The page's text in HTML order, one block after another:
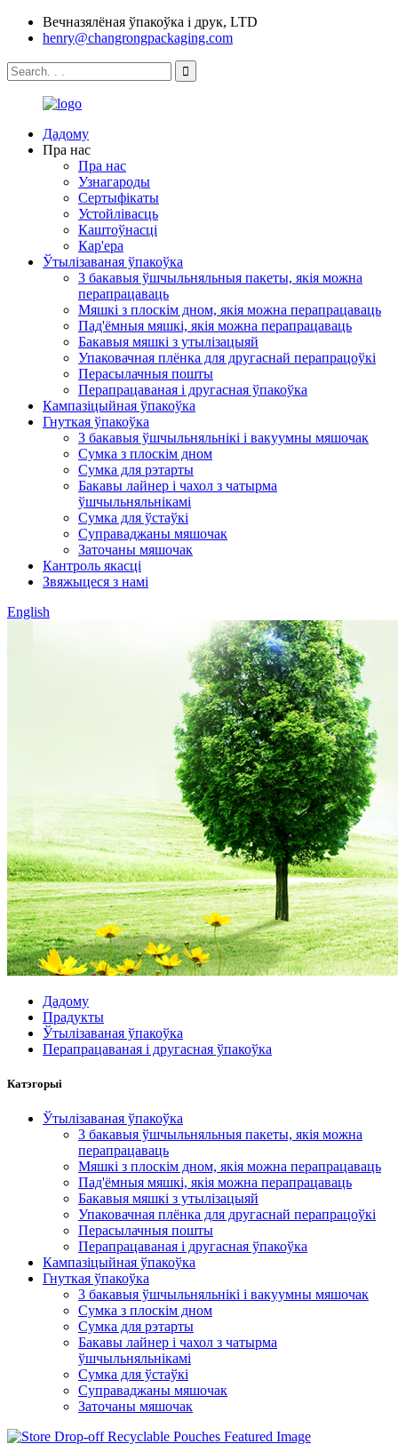
Вечназялёная ўпакоўка і друк, LTD
henry@changrongpackaging.com
Дадому
Пра нас
Пра нас
Узнагароды
Сертыфікаты
Устойлівасць
Каштоўнасці
Кар'ера
Ўтылізаваная ўпакоўка
3 бакавыя ўшчыльняльныя пакеты, якія можна
перапрацаваць
Мяшкі з плоскім дном, якія можна перапрацаваць
Пад'ёмныя мяшкі, якія можна перапрацаваць
Бакавыя мяшкі з утылізацыяй
Упаковачная плёнка для другаснай перапрацоўкі
Перасылачныя пошты
Перапрацаваная і другасная ўпакоўка
Кампазіцыйная ўпакоўка
Гнуткая ўпакоўка
3 бакавыя ўшчыльняльнікі і вакуумны мяшочак
Сумка з плоскім дном
Сумка для рэтарты
Бакавы лайнер і чахол з чатырма
ўшчыльняльнікамі
Сумка для ўстаўкі
Суправаджаны мяшочак
Заточаны мяшочак
Кантроль якасці
Звяжыцеся з намі
English
Дадому
Прадукты
Ўтылізаваная ўпакоўка
Перапрацаваная і другасная ўпакоўка
Катэгорыі
Ўтылізаваная ўпакоўка
3 бакавыя ўшчыльняльныя пакеты, якія можна
перапрацаваць
Мяшкі з плоскім дном, якія можна перапрацаваць
Пад'ёмныя мяшкі, якія можна перапрацаваць
Бакавыя мяшкі з утылізацыяй
Упаковачная плёнка для другаснай перапрацоўкі
Перасылачныя пошты
Перапрацаваная і другасная ўпакоўка
Кампазіцыйная ўпакоўка
Гнуткая ўпакоўка
3 бакавыя ўшчыльняльнікі і вакуумны мяшочак
Сумка з плоскім дном
Сумка для рэтарты
Бакавы лайнер і чахол з чатырма
ўшчыльняльнікамі
Сумка для ўстаўкі
Суправаджаны мяшочак
Заточаны мяшочак